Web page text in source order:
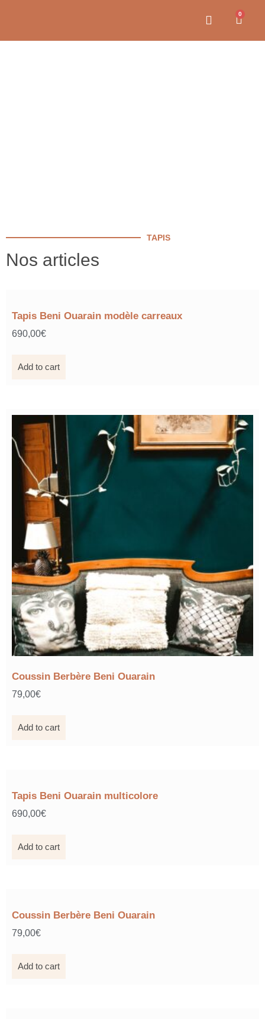
0
TAPIS
Nos articles
Tapis Beni Ouarain modèle carreaux
690,00€
Add to cart
Coussin Berbère Beni Ouarain
79,00€
Add to cart
Tapis Beni Ouarain multicolore
690,00€
Add to cart
Coussin Berbère Beni Ouarain
79,00€
Add to cart